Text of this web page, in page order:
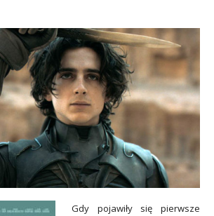
Gdy pojawiły się pierwsze